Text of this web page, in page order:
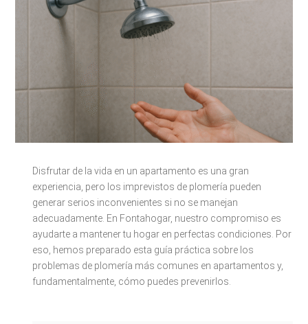
Disfrutar de la vida en un apartamento es una gran
experiencia, pero los imprevistos de plomería pueden
generar serios inconvenientes si no se manejan
adecuadamente. En Fontahogar, nuestro compromiso es
ayudarte a mantener tu hogar en perfectas condiciones. Por
eso, hemos preparado esta guía práctica sobre los
problemas de plomería más comunes en apartamentos y,
fundamentalmente, cómo puedes prevenirlos.